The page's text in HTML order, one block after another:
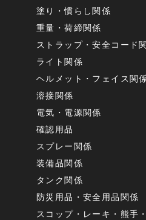
塗り・慣らし関係
重量・荷締関係
ストラップ・安全コード
ライト関係
ヘルメット・フェイス関
溶接関係
電気・電源関係
確認用品
スプレー関係
装備品関係
タンク関係
防災用品・安全用品関係
スコップ・レーキ・熊手